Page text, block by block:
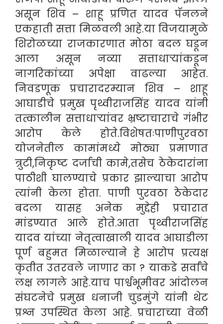
असून शिव – शाहू प्रणित यादव पॅनलने
एकहाती सत्ता मिळवली आहे.या विजयामुळे
शिरोळच्या राजकारणात मोठा बदल घडून
आला असून नव्या सत्ताधाऱ्यांकडून
नागरिकांच्या अपेक्षा वाढल्या आहेत.
निवडणूक प्रचारादरम्यान शिव – शाहू
आघाडीचे प्रमुख पृथ्वीराजसिंह यादव यांनी
तत्कालीन सत्ताधाऱ्यांवर भ्रष्टाचाराचे गंभीर
आरोप केले होते.विशेषतःपाणीपुरवठा
योजनेतील कामांमध्ये मोठ्या प्रमाणात
त्रुटी,निकृष्ट दर्जाची कामे,तसेच ठेकेदारांना
पाठीशी घालण्याचे प्रकार झाल्याचा आरोप
त्यांनी केला होता. पाणी पुरवठा ठेकेदार
बदला यासह अनेक मुद्देही प्रचारात
मांडण्यात आले होते.आता पृथ्वीराजसिंह
यादव यांच्या नेतृत्वाखाली यादव आघाडीला
पूर्ण बहुमत मिळाल्याने हे आरोप प्रत्यक्ष
कृतीत उतरवले जाणार का ? याकडे सर्वांचे
लक्ष लागले आहे.याच पार्श्वभूमीवर आंदोलन
संघटनेचे प्रमुख धनाजी चुडमुंगे यांनी थेट
प्रश्न उपस्थित केला आहे. प्रचाराच्या वेळी